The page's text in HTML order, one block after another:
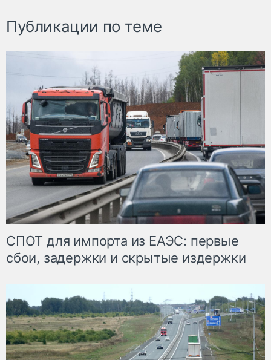
Публикации по теме
СПОТ для импорта из ЕАЭС: первые
сбои, задержки и скрытые издержки